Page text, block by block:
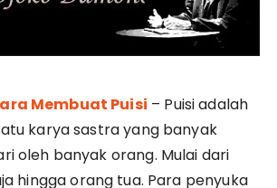
Membuat Puisi – Puisi adalah
karya sastra yang banyak
oleh banyak orang. Mulai dari
hingga orang tua. Para penyuka